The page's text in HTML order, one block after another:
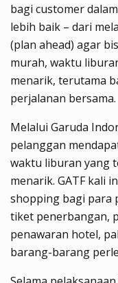
bagi customer
lebih baik – dari
(plan ahead) agar
murah, waktu
menarik, terutama
perjalanan bersama.
Melalui Garuda
pelanggan
waktu liburan yang
menarik. GATF kali
shopping bagi para
tiket penerbangan,
penawaran hotel,
barang-barang